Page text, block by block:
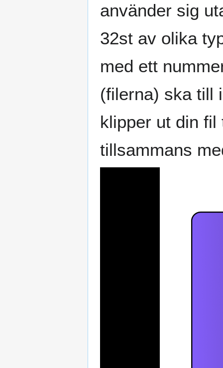
använder sig
32st av olika
med ett
(filerna) ska till
klipper ut din
tillsammans